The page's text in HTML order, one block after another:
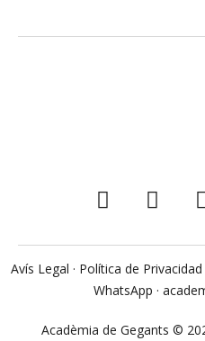
Avís Legal · Política de Privacidad
WhatsApp ·
Acadèmia de Gegants ©